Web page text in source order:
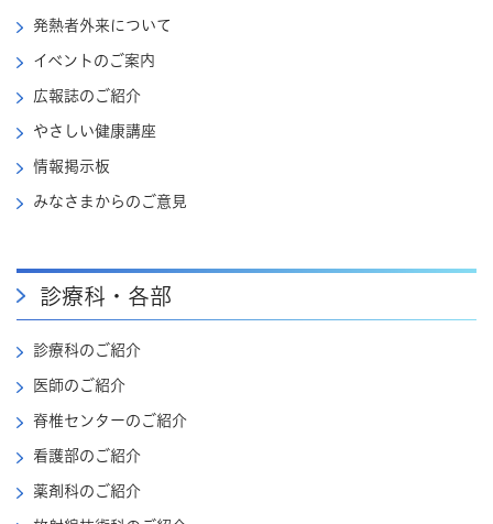
発熱者外来について
イベントのご案内
広報誌のご紹介
やさしい健康講座
情報掲示板
みなさまからのご意見
診療科・各部
診療科のご紹介
医師のご紹介
脊椎センターのご紹介
看護部のご紹介
薬剤科のご紹介